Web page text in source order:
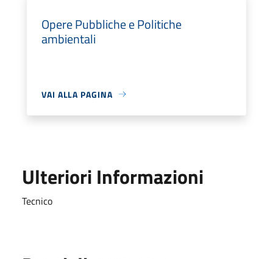
Opere Pubbliche e Politiche
ambientali
VAI ALLA PAGINA
Ulteriori Informazioni
Tecnico